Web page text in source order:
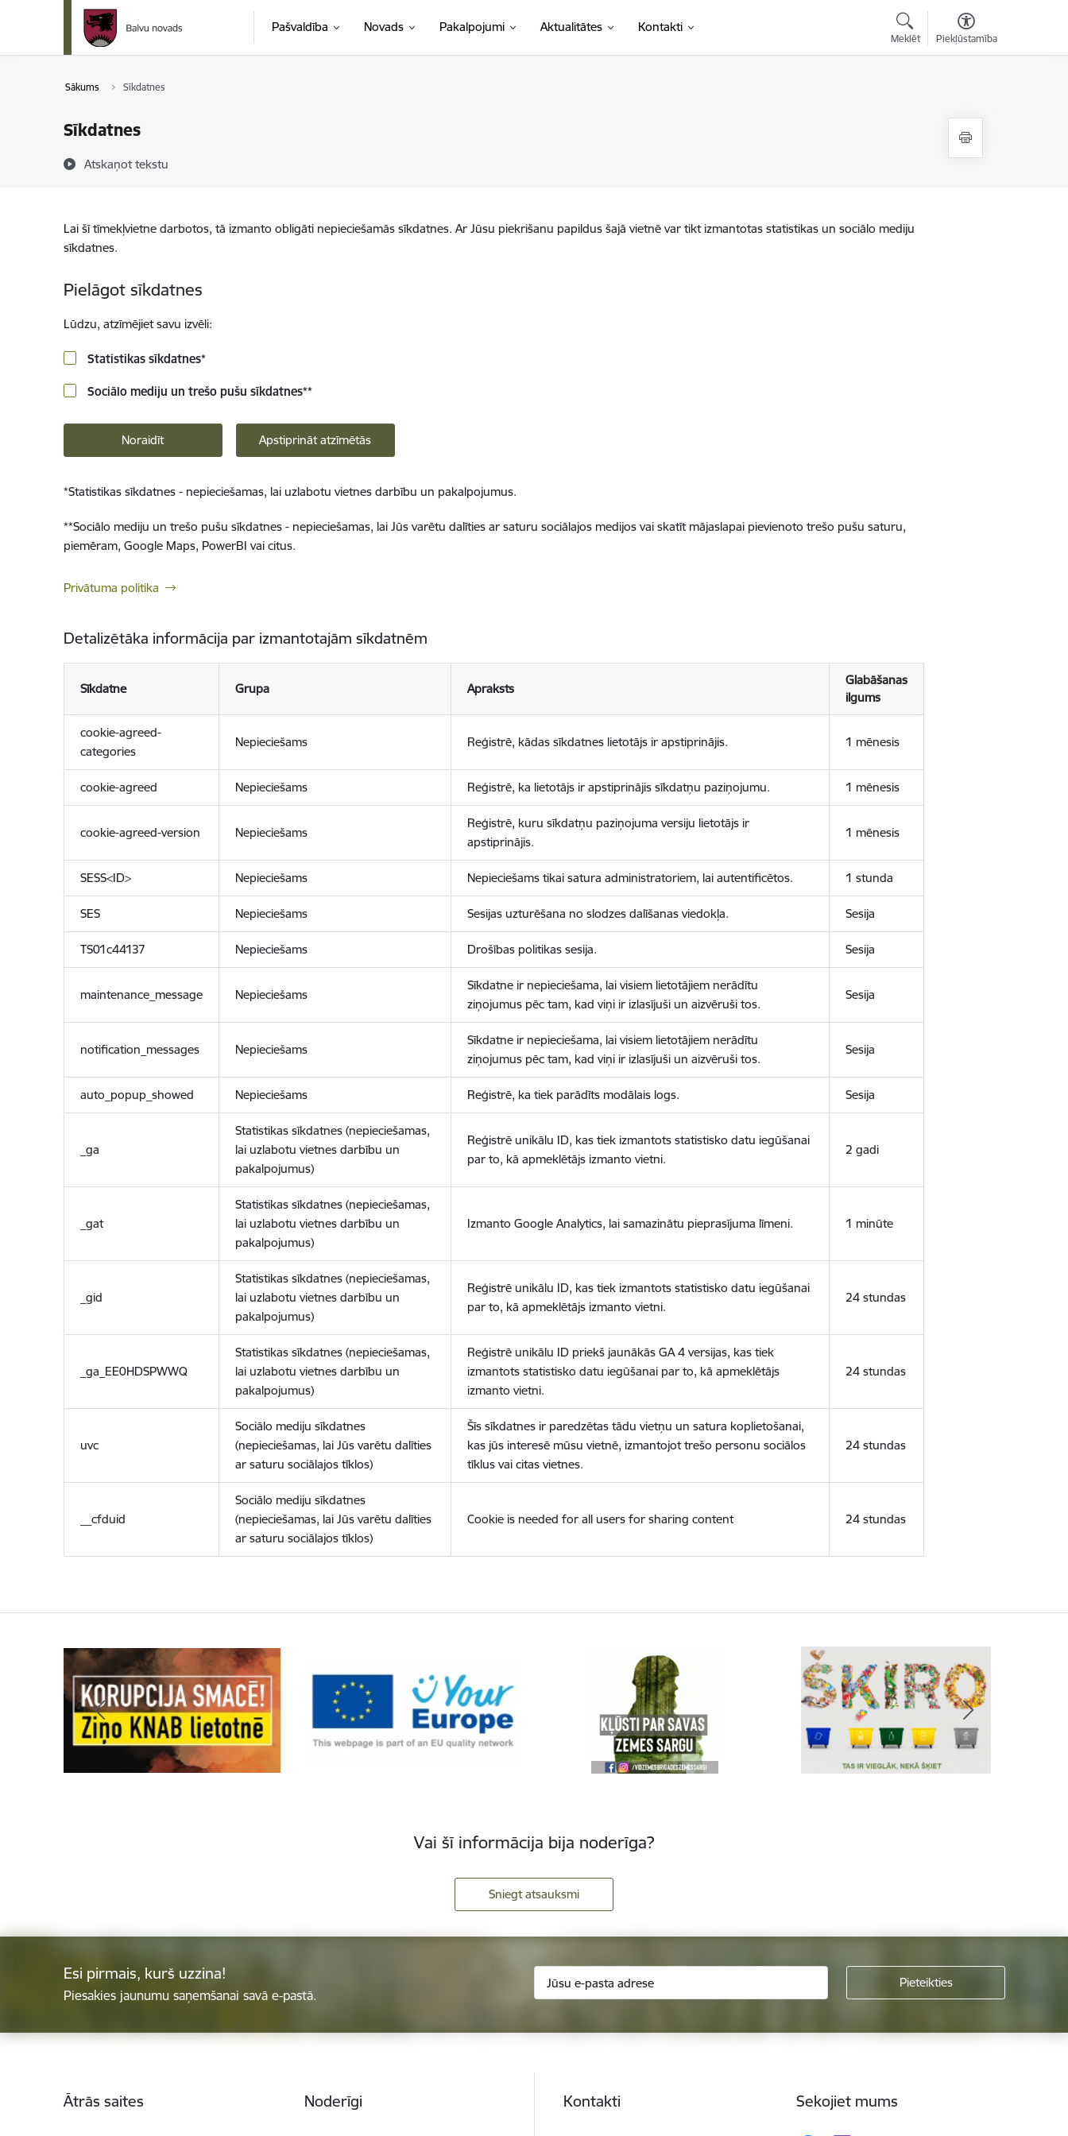
Pāriet uz lapas saturu
Pašvaldība Novads Pakalpojumi Aktualitātes Kontakti
Meklēt Piekļūstamība
Sākums Sīkdatnes
Sīkdatnes
Atskaņot tekstu
Lai šī tīmekļvietne darbotos, tā izmanto obligāti nepieciešamās sīkdatnes. Ar Jūsu piekrišanu papildus šajā vietnē var tikt izmantotas statistikas un sociālo mediju
sīkdatnes.
Pielāgot sīkdatnes
Lūdzu, atzīmējiet savu izvēli:
Statistikas sīkdatnes*
Sociālo mediju un trešo pušu sīkdatnes**
Noraidīt Apstiprināt atzīmētās
*Statistikas sīkdatnes - nepieciešamas, lai uzlabotu vietnes darbību un pakalpojumus.
**Sociālo mediju un trešo pušu sīkdatnes - nepieciešamas, lai Jūs varētu dalīties ar saturu sociālajos medijos vai skatīt mājaslapai pievienoto trešo pušu saturu,
piemēram, Google Maps, PowerBI vai citus.
Privātuma politika
Detalizētāka informācija par izmantotajām sīkdatnēm
Sīkdatne Grupa Apraksts
Glabāšanas
ilgums
cookie-agreed-
categories
Nepieciešams Reģistrē, kādas sīkdatnes lietotājs ir apstiprinājis. 1 mēnesis
cookie-agreed Nepieciešams Reģistrē, ka lietotājs ir apstiprinājis sīkdatņu paziņojumu. 1 mēnesis
cookie-agreed-version Nepieciešams
Reģistrē, kuru sīkdatņu paziņojuma versiju lietotājs ir
apstiprinājis.
1 mēnesis
SESS<ID> Nepieciešams Nepieciešams tikai satura administratoriem, lai autentificētos. 1 stunda
SES Nepieciešams Sesijas uzturēšana no slodzes dalīšanas viedokļa. Sesija
TS01c44137 Nepieciešams Drošības politikas sesija. Sesija
maintenance_message Nepieciešams
Sīkdatne ir nepieciešama, lai visiem lietotājiem nerādītu
ziņojumus pēc tam, kad viņi ir izlasījuši un aizvēruši tos.
Sesija
notification_messages Nepieciešams
Sīkdatne ir nepieciešama, lai visiem lietotājiem nerādītu
ziņojumus pēc tam, kad viņi ir izlasījuši un aizvēruši tos.
Sesija
auto_popup_showed Nepieciešams Reģistrē, ka tiek parādīts modālais logs. Sesija
_ga
Statistikas sīkdatnes (nepieciešamas,
lai uzlabotu vietnes darbību un
pakalpojumus)
Reģistrē unikālu ID, kas tiek izmantots statistisko datu iegūšanai
par to, kā apmeklētājs izmanto vietni.
2 gadi
_gat
Statistikas sīkdatnes (nepieciešamas,
lai uzlabotu vietnes darbību un
pakalpojumus)
Izmanto Google Analytics, lai samazinātu pieprasījuma līmeni. 1 minūte
_gid
Statistikas sīkdatnes (nepieciešamas,
lai uzlabotu vietnes darbību un
pakalpojumus)
Reģistrē unikālu ID, kas tiek izmantots statistisko datu iegūšanai
par to, kā apmeklētājs izmanto vietni.
24 stundas
_ga_EE0HDSPWWQ
Statistikas sīkdatnes (nepieciešamas,
lai uzlabotu vietnes darbību un
pakalpojumus)
Reģistrē unikālu ID priekš jaunākās GA 4 versijas, kas tiek
izmantots statistisko datu iegūšanai par to, kā apmeklētājs
izmanto vietni.
24 stundas
uvc
Sociālo mediju sīkdatnes
(nepieciešamas, lai Jūs varētu dalīties
ar saturu sociālajos tīklos)
Šīs sīkdatnes ir paredzētas tādu vietņu un satura koplietošanai,
kas jūs interesē mūsu vietnē, izmantojot trešo personu sociālos
tīklus vai citas vietnes.
24 stundas
__cfduid
Sociālo mediju sīkdatnes
(nepieciešamas, lai Jūs varētu dalīties
ar saturu sociālajos tīklos)
Cookie is needed for all users for sharing content 24 stundas
Vai šī informācija bija noderīga?
Sniegt atsauksmi
Esi pirmais, kurš uzzina!
Piesakies jaunumu saņemšanai savā e-pastā.
Ātrās saites Noderīgi Kontakti Sekojiet mums